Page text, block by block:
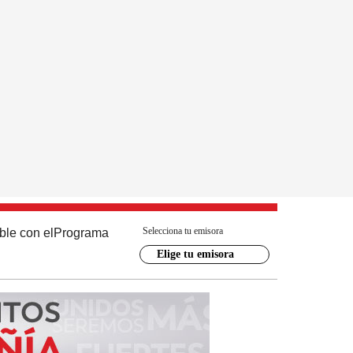
con el Programa Selecciona tu emisora
Elige tu emisora